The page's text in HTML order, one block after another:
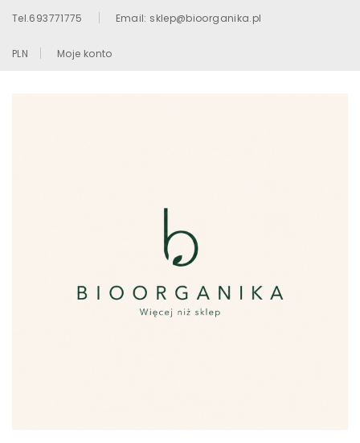
Tel.693771775 Email: sklep@bioorganika.pl
PLN Moje konto